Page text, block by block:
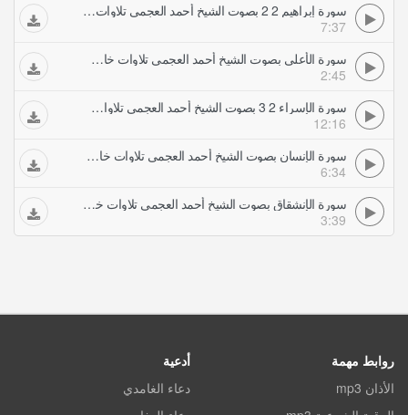
سورة إبراهيم 2 2 بصوت الشيخ أحمد العجمي تلاوات خاشعة
7:37
سورة الأعلى بصوت الشيخ أحمد العجمي تلاوات خاشعة
2:45
سورة الإسراء 2 3 بصوت الشيخ أحمد العجمي تلاوات خاشعة
12:16
سورة الإنسان بصوت الشيخ أحمد العجمي تلاوات خاشعة
6:34
سورة الإنشقاق بصوت الشيخ أحمد العجمي تلاوات خاشعة
3:39
روابط مهمة
الأذان mp3
أدعية
دعاء الغامدي